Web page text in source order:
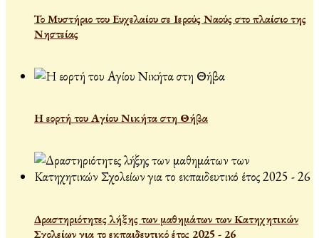
Το Μυστήριο του Ευχελαίου σε Ιερούς Ναούς στο πλαίσιο της
Νηστείας
Η εορτή του Αγίου Νικήτα στη Θήβα
Δραστηριότητες λήξης των μαθημάτων των Κατηχητικών
Σχολείων για το εκπαιδευτικό έτος 2025 - 26